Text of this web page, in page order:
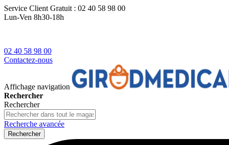
Service Client Gratuit : 02 40 58 98 00
Lun-Ven 8h30-18h
02 40 58 98 00
Contactez-nous
Affichage navigation
Rechercher
Rechercher
Recherche avancée
Rechercher